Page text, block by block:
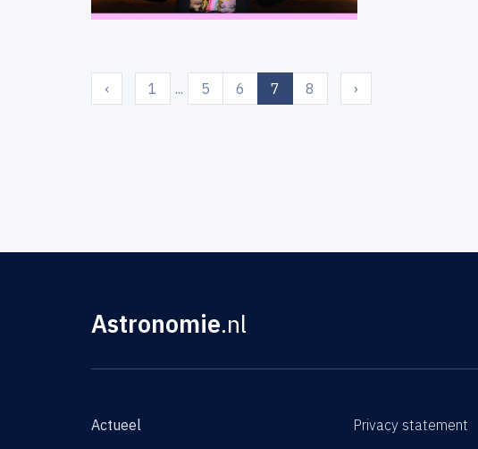
‹ 1 ... 5 6 7 (current)
8 ›
Astronomie.nl
Actueel Privacy statement